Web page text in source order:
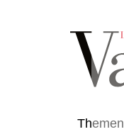
Themen